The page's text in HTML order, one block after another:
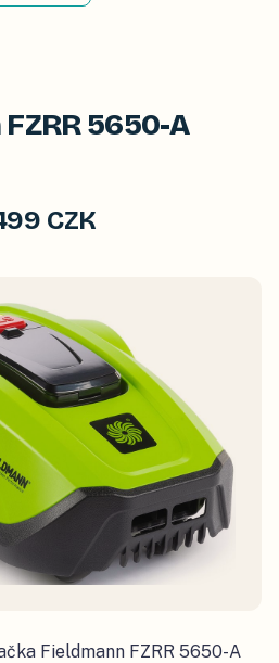
5650-A
CZK
Fieldmann FZRR 5650-A